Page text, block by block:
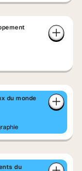
du monde
du